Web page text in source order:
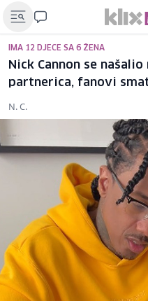
IMA 12 DJECE SA 6 ŽENA
Nick Cannon se
partnerica, fanovi
N. C.